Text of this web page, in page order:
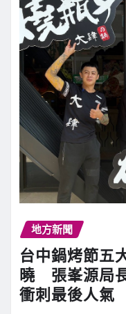
地方新聞
台中鍋烤節五
曉 張峯源局
衝刺最後人氣